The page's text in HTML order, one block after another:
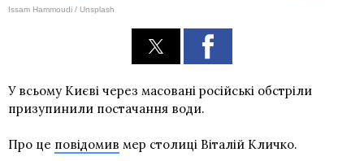
Issam Hammoudi / Unsplash
У всьому Києві через масовані російські обстріли
призупинили постачання води.
Про це повідомив мер столиці Віталій Кличко.